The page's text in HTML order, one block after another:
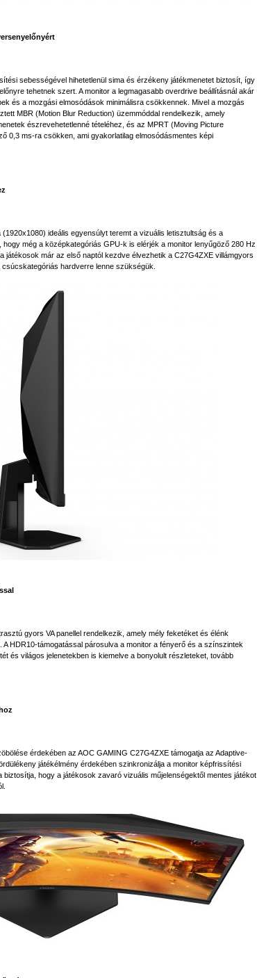
sebességével hihetetlenül sima és érzékeny játékmenetet biztosít, így
tehetnek szert. A monitor a legmagasabb overdrive beállításnál akár
és a mozgási elmosódások minimálisra csökkennek. Mivel a mozgás
MBR (Motion Blur Reduction) üzemmóddal rendelkezik, amely
észrevehetetlenné tételéhez, és az MPRT (Moving Picture
0,3 ms-ra csökken, ami gyakorlatilag elmosódásmentes képi
ideális egyensúlyt teremt a vizuális letisztultság és a
még a középkategóriás GPU-k is elérjék a monitor lenyűgöző 280 Hz
játékosok már az első naptól kezdve élvezhetik a C27G4ZXE villámgyors
hardverre lenne szükségük.
gyors VA panellel rendelkezik, amely mély feketéket és élénk
HDR10-támogatással párosulva a monitor a fényerő és a színszintek
és világos jelenetekben is kiemelve a bonyolult részleteket, tovább
érdekében az AOC GAMING C27G4ZXE támogatja az Adaptive-
játékélmény érdekében szinkronizálja a monitor képfrissítési
hogy a játékosok zavaró vizuális műjelenségektől mentes játékot